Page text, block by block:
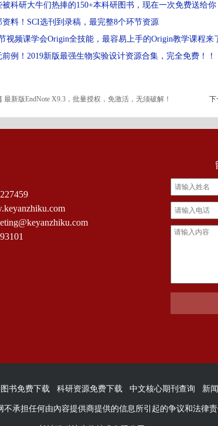
被科研大牛们热捧的150+本科研图书，现在一次免费送给你
资料！SCI选刊到录稿，最完整8个环节资源
视频课学会Origin全技能，最容易上手的Origin教学课程来
前例！2019新版最强生物实验设计资源合集，完全免费！ ！
最新版EndNote X9.3，批量授权，免激活，无须破解！ 下
书免费下载 科研资源免费下载 中文核心期刊查询 新
不承担任何由內容提供商提供的信息所引起的争议和法律责